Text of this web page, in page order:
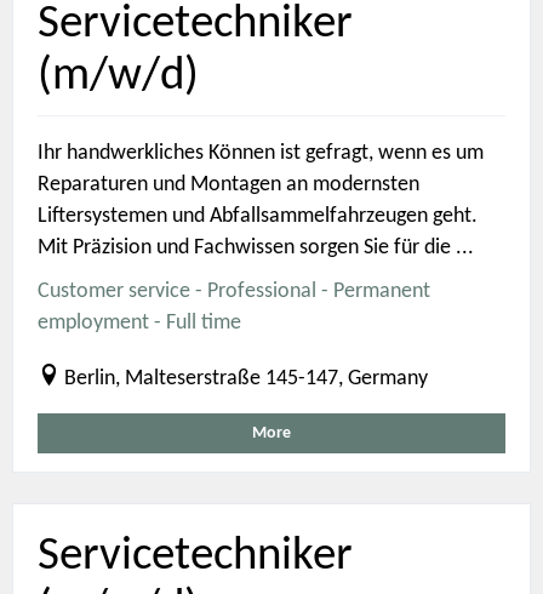
Servicetechniker
(m/w/d)
Ihr handwerkliches Können ist gefragt, wenn es um
Reparaturen und Montagen an modernsten
Liftersystemen und Abfallsammelfahrzeugen geht.
Mit Präzision und Fachwissen sorgen Sie für die ...
Customer service - Professional - Permanent
employment - Full time
Berlin, Malteserstraße 145-147, Germany
More
Servicetechniker